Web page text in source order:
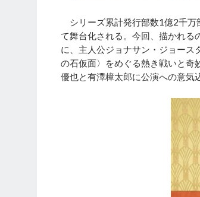
シリーズ累計発行部数1億2千万
て舞台化される。今回、描かれる
に、主人公ジョナサン・ジョース
の石仮面〉をめぐる熱き戦いと奇
優也と有澤樟太郎に公演への意気